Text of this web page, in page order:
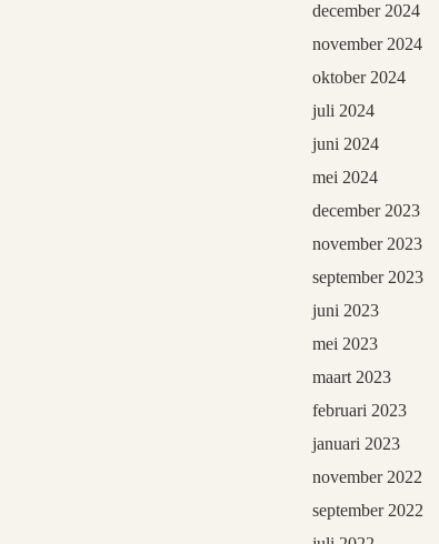
december 2024
november 2024
oktober 2024
juli 2024
juni 2024
mei 2024
december 2023
november 2023
september 2023
juni 2023
mei 2023
maart 2023
februari 2023
januari 2023
november 2022
september 2022